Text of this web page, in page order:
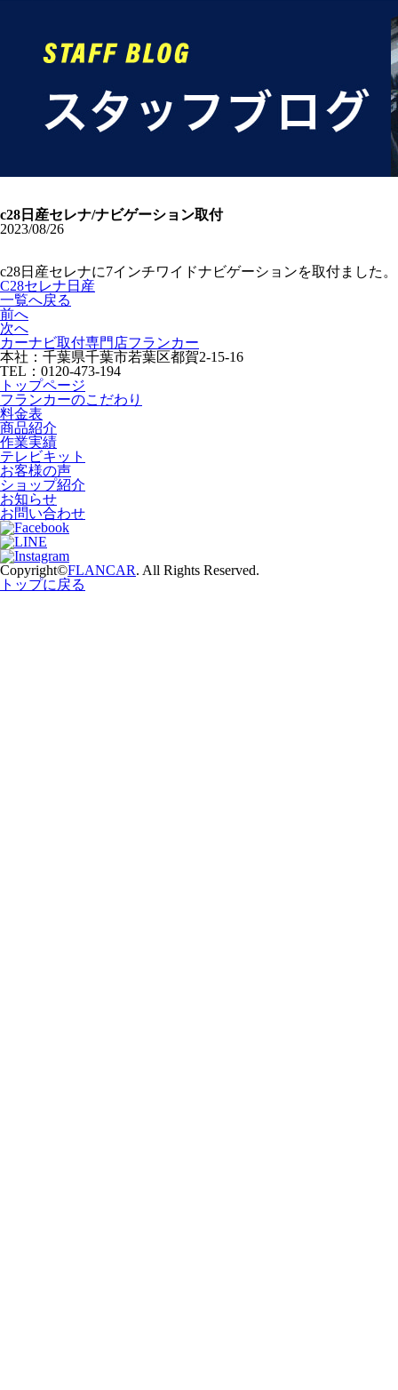
c28日産セレナ/ナビゲーション取付
2023/08/26
c28日産セレナに7インチワイドナビゲーションを取付ました。
C28セレナ 日産
一覧へ戻る
前へ
次へ
カーナビ取付専⾨店フランカー
本社：千葉県千葉市若葉区都賀2-15-16
TEL：0120-473-194
トップページ
フランカーのこだわり
料金表
商品紹介
作業実績
テレビキット
お客様の声
ショップ紹介
お知らせ
お問い合わせ
Copyright©FLANCAR. All Rights Reserved.
トップに戻る